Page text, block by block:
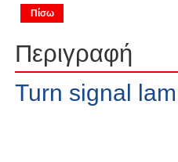
Πίσω
Περιγραφή
Turn signal